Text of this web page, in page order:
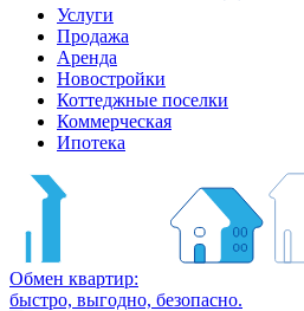
Услуги
Продажа
Аренда
Новостройки
Коттеджные поселки
Коммерческая
Ипотека
Обмен квартир:
быстро, выгодно, безопасно.